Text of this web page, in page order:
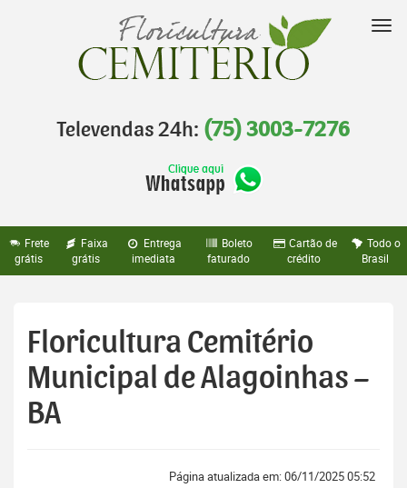
Televendas 24h: (75) 3003-7276
Frete
grátis
Faixa
grátis
Entrega
imediata
Boleto
faturado
Cartão de
crédito
Todo o
Brasil
Floricultura Cemitério
Municipal de Alagoinhas –
BA
Página atualizada em: 06/11/2025 05:52